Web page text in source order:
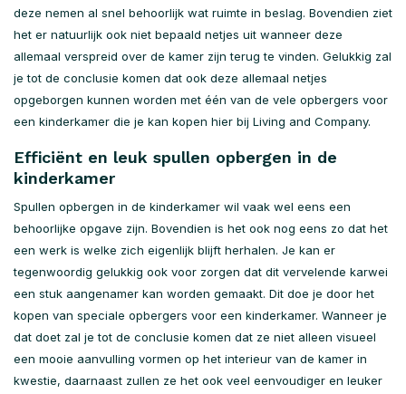
deze nemen al snel behoorlijk wat ruimte in beslag. Bovendien ziet
het er natuurlijk ook niet bepaald netjes uit wanneer deze
allemaal verspreid over de kamer zijn terug te vinden. Gelukkig zal
je tot de conclusie komen dat ook deze allemaal netjes
opgeborgen kunnen worden met één van de vele opbergers voor
een kinderkamer die je kan kopen hier bij Living and Company.
Efficiënt en leuk spullen opbergen in de
kinderkamer
Spullen opbergen in de kinderkamer wil vaak wel eens een
behoorlijke opgave zijn. Bovendien is het ook nog eens zo dat het
een werk is welke zich eigenlijk blijft herhalen. Je kan er
tegenwoordig gelukkig ook voor zorgen dat dit vervelende karwei
een stuk aangenamer kan worden gemaakt. Dit doe je door het
kopen van speciale opbergers voor een kinderkamer. Wanneer je
dat doet zal je tot de conclusie komen dat ze niet alleen visueel
een mooie aanvulling vormen op het interieur van de kamer in
kwestie, daarnaast zullen ze het ook veel eenvoudiger en leuker